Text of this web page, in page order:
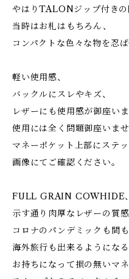
やはりTALONジップ付きの
当時はお札はもちろん、
コンパクトな色々な物を忍
軽い使用感、
バックルにスレやキズ、
レザーにも使用感が御座いま
使用には全く問題御座いませ
マネーポケット上部にステ
画像にてご確認ください。
FULL GRAIN COWHIDE、
示す通り肉厚なレザーの質
コロナのパンデミックも間も
海外旅行も出来るようにな
お持ちになって損の無いマ